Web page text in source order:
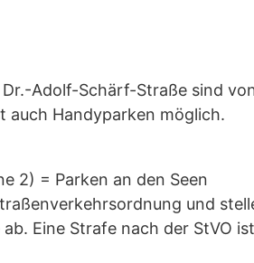
Adolf-Schärf-Straße sind
auch Handyparken möglich.
2) = Parken an den Seen
und
Eine Strafe nach der StVO